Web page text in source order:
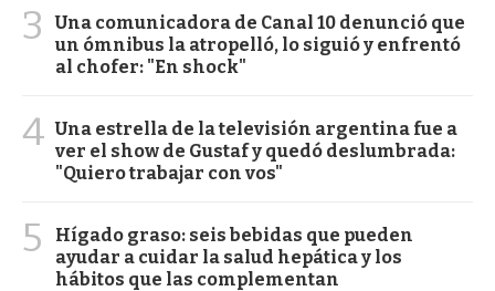
3
Una comunicadora de Canal 10 denunció que
un ómnibus la atropelló, lo siguió y enfrentó
al chofer: "En shock"
4 Una estrella de la televisión argentina fue a
ver el show de Gustaf y quedó deslumbrada:
"Quiero trabajar con vos"
5
Hígado graso: seis bebidas que pueden
ayudar a cuidar la salud hepática y los
hábitos que las complementan